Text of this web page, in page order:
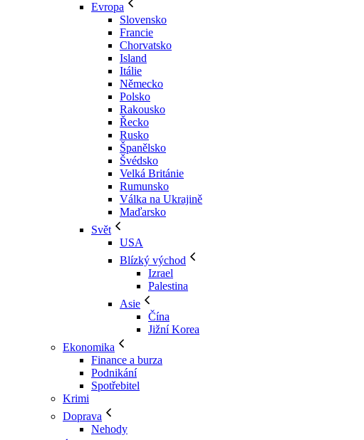
Evropa
Slovensko
Francie
Chorvatsko
Island
Itálie
Německo
Polsko
Rakousko
Řecko
Rusko
Španělsko
Švédsko
Velká Británie
Rumunsko
Válka na Ukrajině
Maďarsko
Svět
USA
Blízký východ
Izrael
Palestina
Asie
Čína
Jižní Korea
Ekonomika
Finance a burza
Podnikání
Spotřebitel
Krimi
Doprava
Nehody